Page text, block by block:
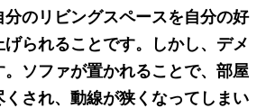
のリビングスペースを自分の好
られることです。しかし、デメ
。ソファが置かれることで、部屋
され、動線が狭くなってしまい